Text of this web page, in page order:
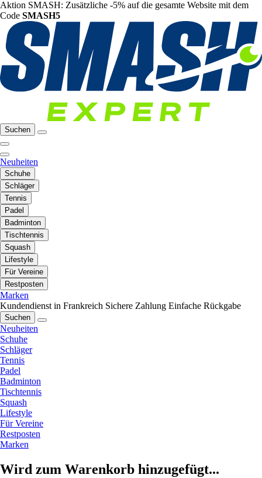
Aktion SMASH: Zusätzliche -5% auf die gesamte Website mit dem
Code SMASH5
Suchen
Neuheiten
Schuhe
Schläger
Tennis
Padel
Badminton
Tischtennis
Squash
Lifestyle
Für Vereine
Restposten
Marken
Kundendienst in Frankreich Sichere Zahlung Einfache Rückgabe
Suchen
Neuheiten
Schuhe
Schläger
Tennis
Padel
Badminton
Tischtennis
Squash
Lifestyle
Für Vereine
Restposten
Marken
Wird zum Warenkorb hinzugefügt...